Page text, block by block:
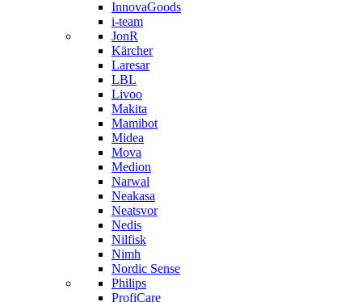
InnovaGoods
i-team
JonR
Kärcher
Laresar
LBL
Livoo
Makita
Mamibot
Midea
Mova
Medion
Narwal
Neakasa
Neatsvor
Nedis
Nilfisk
Nimh
Nordic Sense
Philips
ProfiCare